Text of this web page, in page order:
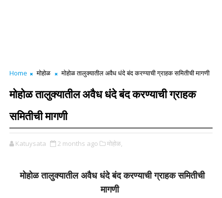
Home मोहोळ मोहोळ तालुक्यातील अवैध धंदे बंद करण्याची ग्राहक समितीची मागणी
मोहोळ तालुक्यातील अवैध धंदे बंद करण्याची ग्राहक
समितीची मागणी
Katuysata 2 months ago मोहोळ,
मोहोळ तालुक्यातील अवैध धंदे बंद करण्याची ग्राहक समितीची
मागणी